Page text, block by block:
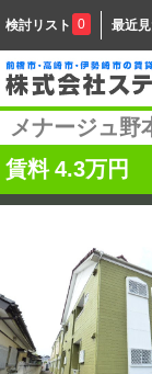
検討リスト 0 最近
メナージュ野
賃料 4.3万円